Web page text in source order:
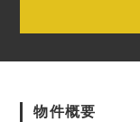
物件概要